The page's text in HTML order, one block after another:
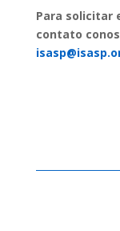
Para solicitar
contato